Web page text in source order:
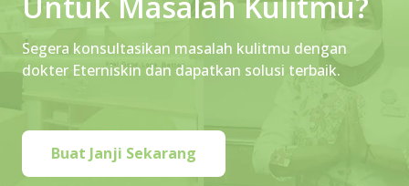
Segera konsultasikan masalah kulitmu dengan
dokter Eterniskin dan dapatkan solusi terbaik.
Buat Janji Sekarang